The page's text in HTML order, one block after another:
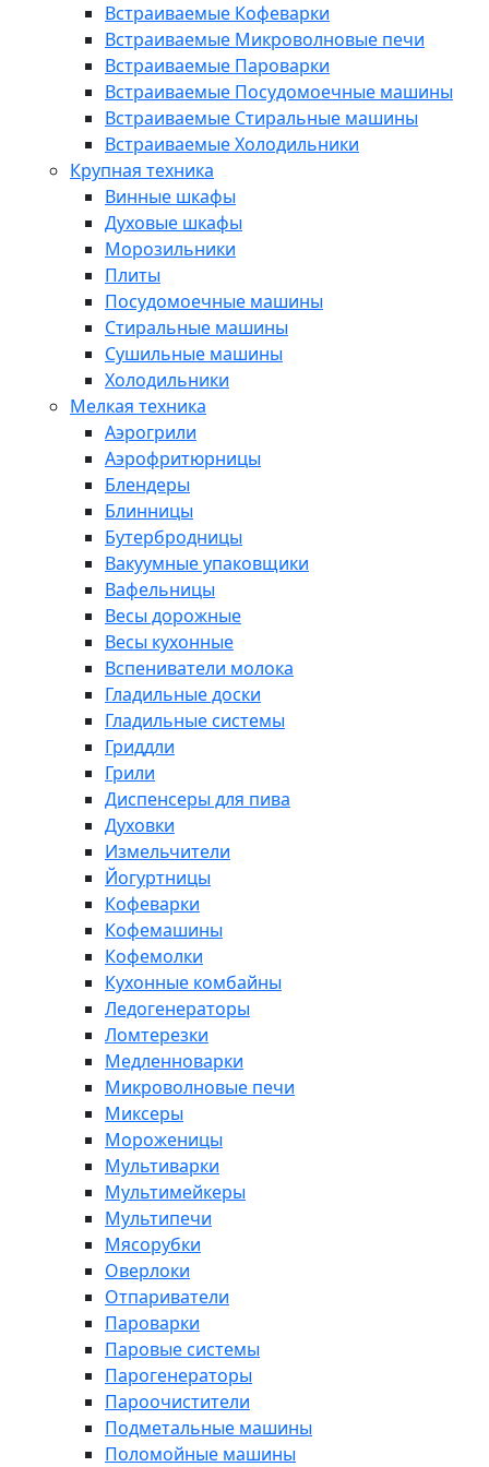
Встраиваемые Кофеварки
Встраиваемые Микроволновые печи
Встраиваемые Пароварки
Встраиваемые Посудомоечные машины
Встраиваемые Стиральные машины
Встраиваемые Холодильники
Крупная техника
Винные шкафы
Духовые шкафы
Морозильники
Плиты
Посудомоечные машины
Стиральные машины
Сушильные машины
Холодильники
Мелкая техника
Аэрогрили
Аэрофритюрницы
Блендеры
Блинницы
Бутербродницы
Вакуумные упаковщики
Вафельницы
Весы дорожные
Весы кухонные
Вспениватели молока
Гладильные доски
Гладильные системы
Гриддли
Грили
Диспенсеры для пива
Духовки
Измельчители
Йогуртницы
Кофеварки
Кофемашины
Кофемолки
Кухонные комбайны
Ледогенераторы
Ломтерезки
Медленноварки
Микроволновые печи
Миксеры
Мороженицы
Мультиварки
Мультимейкеры
Мультипечи
Мясорубки
Оверлоки
Отпариватели
Пароварки
Паровые системы
Парогенераторы
Пароочистители
Подметальные машины
Поломойные машины